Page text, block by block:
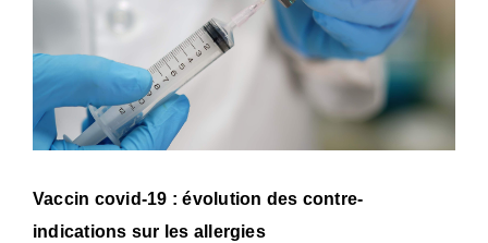
Vaccin covid-19 : évolution des contre-
indications sur les allergies